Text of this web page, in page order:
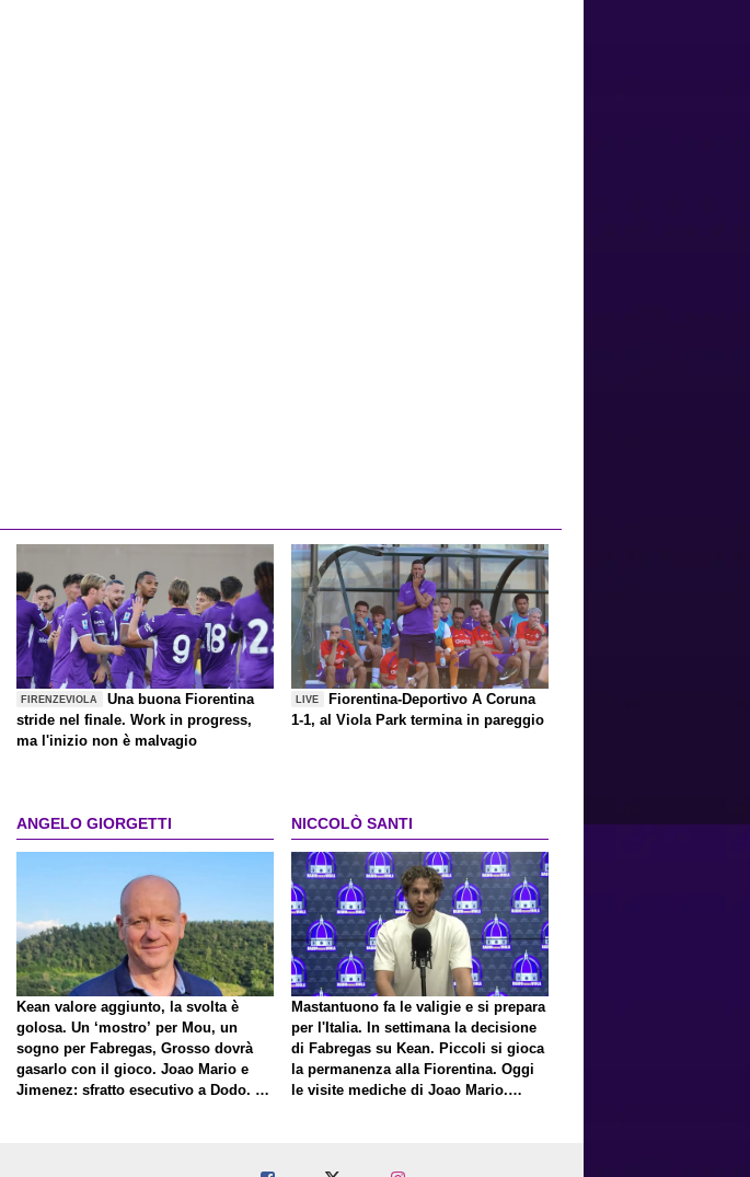
FIRENZEVIOLA
Una buona Fiorentina
stride nel finale. Work in progress,
ma l'inizio non è malvagio
LIVE
Fiorentina-Deportivo A Coruna
1-1, al Viola Park termina in pareggio
ANGELO GIORGETTI
Kean valore aggiunto, la svolta è
golosa. Un ‘mostro’ per Mou, un
sogno per Fabregas, Grosso dovrà
gasarlo con il gioco. Joao Mario e
Jimenez: sfratto esecutivo a Dodo. E
NICCOLÒ SANTI
Mastantuono fa le valigie e si prepara
per l'Italia. In settimana la decisione
di Fabregas su Kean. Piccoli si gioca
la permanenza alla Fiorentina. Oggi
le visite mediche di Joao Mario.